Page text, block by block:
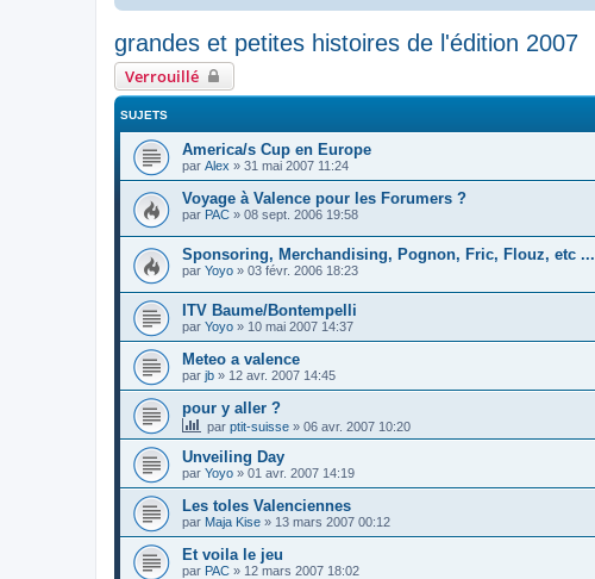
grandes et petites histoires de l'édition 2007
Verrouillé
SUJETS
America/s Cup en Europe
par Alex » 31 mai 2007 11:24
Voyage à Valence pour les Forumers ?
par PAC » 08 sept. 2006 19:58
Sponsoring, Merchandising, Pognon, Fric, Flouz, etc ...
par Yoyo » 03 févr. 2006 18:23
ITV Baume/Bontempelli
par Yoyo » 10 mai 2007 14:37
Meteo a valence
par jb » 12 avr. 2007 14:45
pour y aller ?
par ptit-suisse » 06 avr. 2007 10:20
Unveiling Day
par Yoyo » 01 avr. 2007 14:19
Les toles Valenciennes
par Maja Kise » 13 mars 2007 00:12
Et voila le jeu
par PAC » 12 mars 2007 18:02